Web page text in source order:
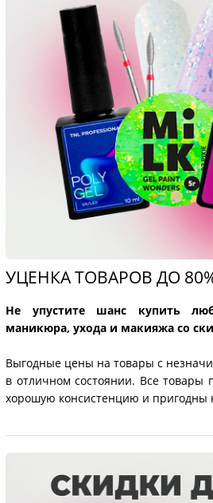
УЦЕНКА ТОВАРОВ ДО
Не упустите шанс купить
маникюра, ухода и макияжа со
Выгодные цены на товары с
в отличном состоянии. Все
хорошую консистенцию и пригодны